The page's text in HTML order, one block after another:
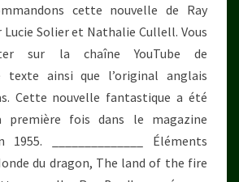
cette nouvelle de Ray
Lucie Solier et Nathalie Cullell. Vous
sur la chaîne YouTube de
texte ainsi que l’original anglais
Cette nouvelle fantastique a été
première fois dans le magazine
______________ Éléments
du dragon, The land of the fire